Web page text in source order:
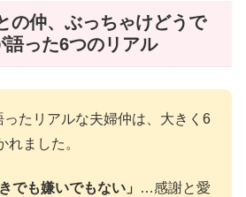
の仲、ぶっちゃけどうで
語った6つのリアル
たリアルな夫婦仲は、大きく6
れました。
でも嫌いでもない」
…感謝と愛